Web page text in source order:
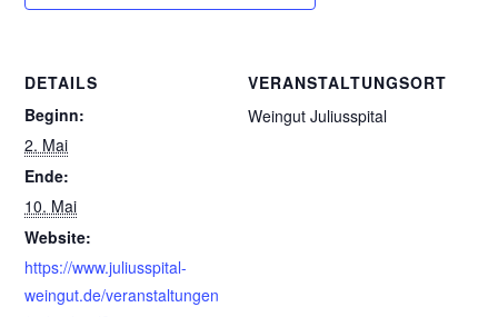
DETAILS
Beginn:
2. Mai
Ende:
10. Mai
Website:
https://www.juliusspital-
weingut.de/veranstaltungen
VERANSTALTUNGSORT
Weingut Juliusspital